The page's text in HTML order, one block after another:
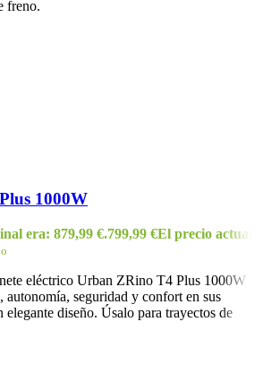
freno.
1000W
era: 879,99 €.799,99 €El precio actual
eléctrico Urban ZRino T4 Plus 1000W
autonomía, seguridad y confort en sus
elegante diseño. Úsalo para trayectos de